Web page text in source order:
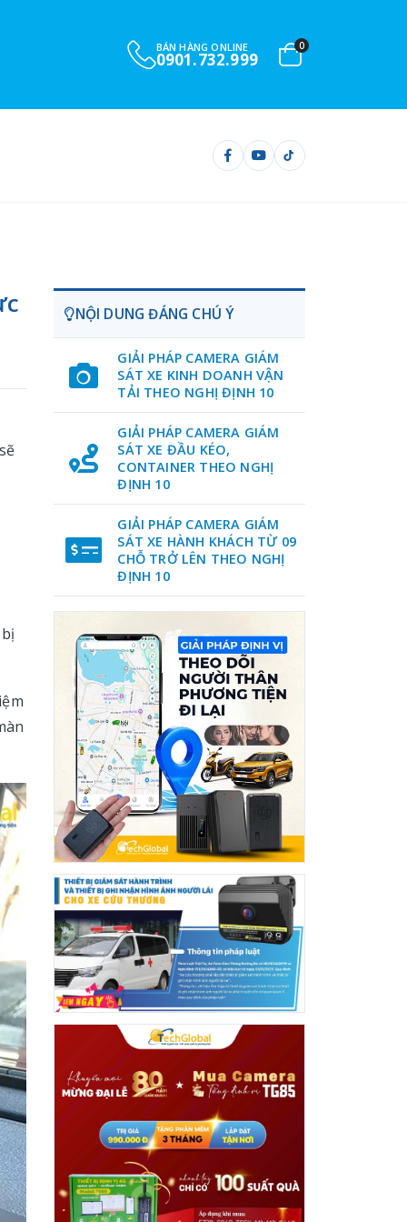
BÁN HÀNG ONLINE
0917.46.0808
0
NỘI DUNG ĐÁNG CHÚ Ý
GIẢI PHÁP CAMERA GIÁM
SÁT XE KINH DOANH VẬN
TẢI THEO NGHỊ ĐỊNH 10
GIẢI PHÁP CAMERA GIÁM
SÁT XE ĐẦU KÉO,
CONTAINER THEO NGHỊ
ĐỊNH 10
GIẢI PHÁP CAMERA GIÁM
SÁT XE HÀNH KHÁCH TỪ 09
CHỖ TRỞ LÊN THEO NGHỊ
ĐỊNH 10